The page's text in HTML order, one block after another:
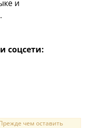
и
соцсети:
чем оставить